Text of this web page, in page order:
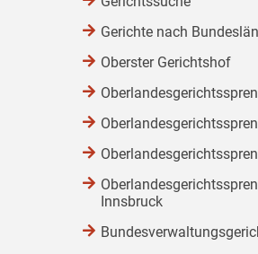
Gerichte nach
Oberster Gerichtshof
Innsbruck